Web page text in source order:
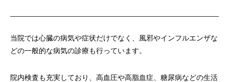
当院では心臓の病気や症状だけでなく、風邪やインフルエンザな
どの一般的な病気の診療も行っています。
院内検査も充実しており、高血圧や高脂血症、糖尿病などの生活